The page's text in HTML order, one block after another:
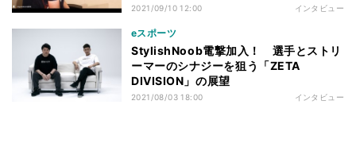
2021/09/10 12:00 インタビュー
eスポーツ
StylishNoob電撃加入！ 選手とストリ
ーマーのシナジーを狙う「ZETA
DIVISION」の展望
2021/08/03 18:00 インタビュー